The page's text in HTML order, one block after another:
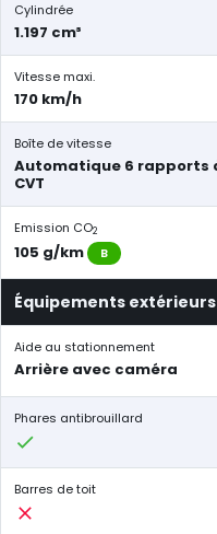
Cylindrée
1.197 cm³
Vitesse maxi.
170 km/h
Boîte de vitesse
Automatique 6 rapports
CVT
Emission CO2
105 g/km B
Équipements extérieurs
Aide au stationnement
Arrière avec caméra
Phares antibrouillard
Barres de toit